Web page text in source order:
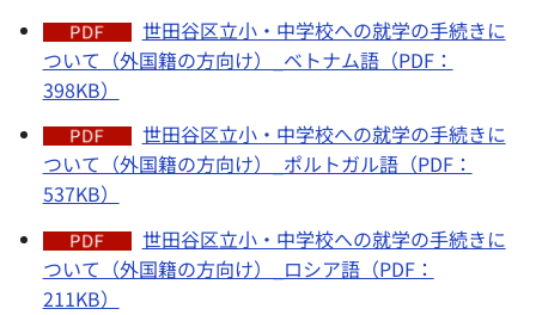
世田谷区立小・中学校への就学の手続きに
ついて（外国籍の方向け）_ベトナム語（PDF：
398KB）
世田谷区立小・中学校への就学の手続きに
ついて（外国籍の方向け）_ポルトガル語（PDF：
537KB）
世田谷区立小・中学校への就学の手続きに
ついて（外国籍の方向け）_ロシア語（PDF：
211KB）